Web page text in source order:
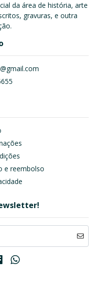
da área de história, arte
gravuras, e outra
e reembolso